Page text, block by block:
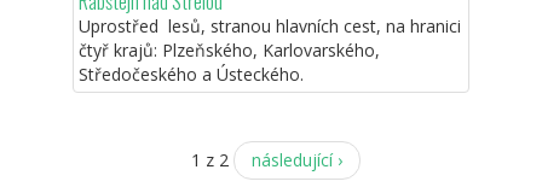
Uprostřed lesů, stranou hlavních cest, na hranici
čtyř krajů: Plzeňského, Karlovarského,
Středočeského a Ústeckého.
1 z 2 následující ›